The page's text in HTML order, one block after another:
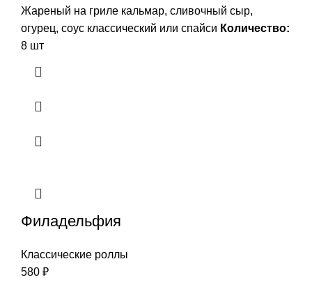
Жареный на гриле кальмар, сливочный сыр,
огурец, соус классический или спайси Количество:
8 шт
Филадельфия
Классические роллы
580 ₽